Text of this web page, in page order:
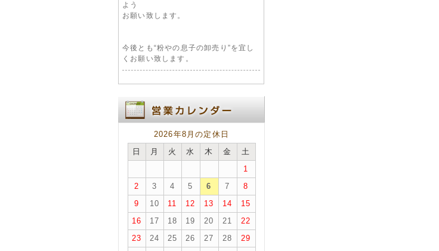
よう
お願い致します。
今後とも“粉やの息子の卸売り”を宜し
くお願い致します。
2026年8月の定休日
日
月 火 水 木 金
土
1
2
3 4 5 6 7
8
9
10 11 12 13 14
15
16
17 18 19 20 21
22
23
24 25 26 27 28
29